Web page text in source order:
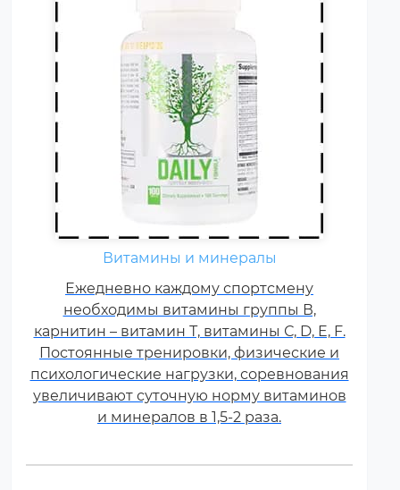
Витамины и минералы
Ежедневно каждому спортсмену
необходимы витамины группы В,
карнитин – витамин Т, витамины С, D, E, F.
Постоянные тренировки, физические и
психологические нагрузки, соревнования
увеличивают суточную норму витаминов
и минералов в 1,5-2 раза.